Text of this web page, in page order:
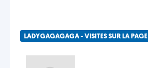
LADYGAGAGAGA - VISITES SUR LA PAGE